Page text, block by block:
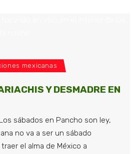
mexicanas
Y DESMADRE EN
sábados en Pancho son ley,
no va a ser un sábado
el alma de México a